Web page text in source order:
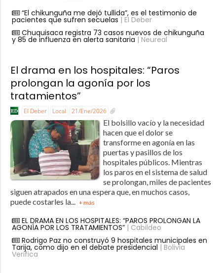
“El chikunguña me dejó tullida”, es el testimonio de
pacientes que sufren secuelas | El Deber
Chuquisaca registra 73 casos nuevos de chikunguña
y 85 de influenza en alerta sanitaria | Neureal
El drama en los hospitales: “Paros
prolongan la agonía por los
tratamientos”
El Deber Local 21/Ene/2026
El bolsillo vacío y la necesidad
hacen que el dolor se
transforme en agonía en las
puertas y pasillos de los
hospitales públicos. Mientras
los paros en el sistema de salud
se prolongan, miles de pacientes
siguen atrapados en una espera que, en muchos casos,
puede costarles la... + más
EL DRAMA EN LOS HOSPITALES: “PAROS PROLONGAN LA
AGONÍA POR LOS TRATAMIENTOS”| Cabildeo
Rodrigo Paz no construyó 9 hospitales municipales en
Tarija, como dijo en el debate presidencial | Bolivia
Verifica